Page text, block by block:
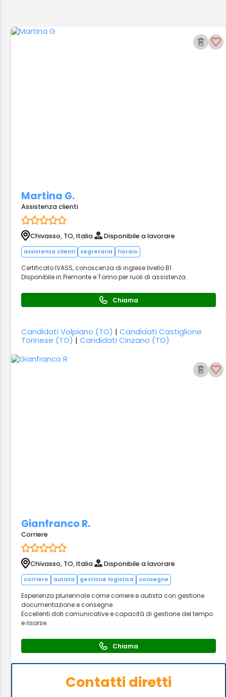
Martina G.
Assistenza clienti
Chivasso, TO, Italia Disponibile a lavorare
assistenza clienti segretaria fioraio
Certificato IVASS, conoscenza di inglese livello B1.
Disponibile in Piemonte e Torino per ruoli di assistenza.
Chiama
Candidati Volpiano (TO) |Candidati Castiglione
Torinese (TO) |Candidati Cinzano (TO)
Gianfranco R.
Corriere
Chivasso, TO, Italia Disponibile a lavorare
corriere autista gestione logistica consegne
Esperienza pluriennale come corriere e autista con gestione
documentazione e consegne.
Eccellenti doti comunicative e capacità di gestione del tempo
e risorse.
Chiama
Contatti diretti